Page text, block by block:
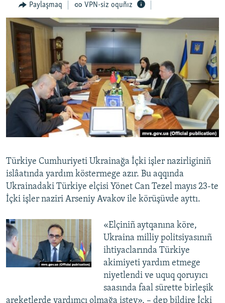
İNSAN AQLARI
VİDEO
SÜRET
BLOGLAR
FİKİR
Русский
Українською
RFE/RS bütün saytları
Paylaşmaq VPN-siz oquñız
Türkiye Cumhuriyeti Ukrainağa İçki işler nazirliginiñ
islâatında yardım köstermege azır. Bu aqqında
Ukrainadaki Türkiye elçisi Yönet Can Tezel mayıs 23-te
İçki işler naziri Arseniy Avakov ile körüşüvde ayttı.
«Elçiniñ aytqanına köre,
Ukraina milliy politsiyasınıñ
ihtiyaclarında Türkiye
akimiyeti yardım etmege
niyetlendi ve uquq qoruyıcı
saasında faal sürette birleşik
areketlerde yardımcı olmağa istey», – dep bildire İçki